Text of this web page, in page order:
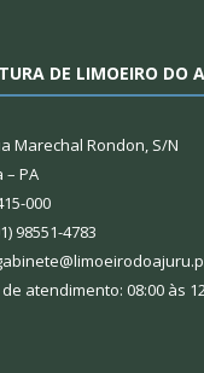
DE LIMOEIRO DO
Marechal Rondon, S/N
– PA
000
98551-4783
atendimento: 08:00 às